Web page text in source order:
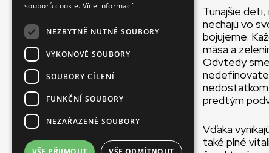
Tunajšie
nechajú vo
bojujeme.
mäsa a
Odvtedy sme
predtým
Vďaka
také plné
souborů cookie. Více informací
NEZBYTNĚ NUTNÉ SOUBORY
VÝKONOVÉ SOUBORY
SOUBORY CÍLENÍ
FUNKČNÍ SOUBORY
NEZAŘAZENÉ SOUBORY